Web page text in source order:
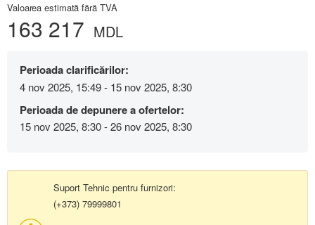
Valoarea estimată fără TVA
163 217 MDL
Perioada clarificărilor:
4 nov 2025, 15:49 - 15 nov 2025, 8:30
Perioada de depunere a ofertelor:
15 nov 2025, 8:30 - 26 nov 2025, 8:30
Suport Tehnic pentru furnizori:
(+373) 79999801